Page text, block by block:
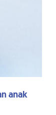
anak